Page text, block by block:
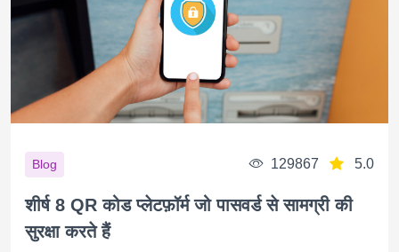
Blog 129867 5.0
शीर्ष 8 QR कोड प्लेटफ़ॉर्म जो पासवर्ड से सामग्री की
सुरक्षा करते हैं